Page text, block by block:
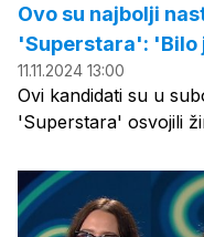
Ovo su najbolji
'Superstara': 'Bilo
11.11.2024 13:00
Ovi kandidati su u
'Superstara' osvojili